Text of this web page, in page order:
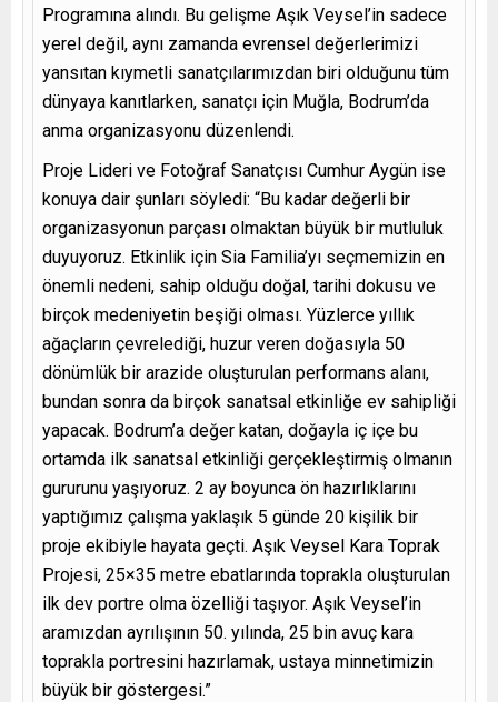
Programına alındı. Bu gelişme Aşık Veysel’in sadece
yerel değil, aynı zamanda evrensel değerlerimizi
yansıtan kıymetli sanatçılarımızdan biri olduğunu tüm
dünyaya kanıtlarken, sanatçı için Muğla, Bodrum’da
anma organizasyonu düzenlendi.
Proje Lideri ve Fotoğraf Sanatçısı Cumhur Aygün ise
konuya dair şunları söyledi: “Bu kadar değerli bir
organizasyonun parçası olmaktan büyük bir mutluluk
duyuyoruz. Etkinlik için Sia Familia’yı seçmemizin en
önemli nedeni, sahip olduğu doğal, tarihi dokusu ve
birçok medeniyetin beşiği olması. Yüzlerce yıllık
ağaçların çevrelediği, huzur veren doğasıyla 50
dönümlük bir arazide oluşturulan performans alanı,
bundan sonra da birçok sanatsal etkinliğe ev sahipliği
yapacak. Bodrum’a değer katan, doğayla iç içe bu
ortamda ilk sanatsal etkinliği gerçekleştirmiş olmanın
gururunu yaşıyoruz. 2 ay boyunca ön hazırlıklarını
yaptığımız çalışma yaklaşık 5 günde 20 kişilik bir
proje ekibiyle hayata geçti. Aşık Veysel Kara Toprak
Projesi, 25×35 metre ebatlarında toprakla oluşturulan
ilk dev portre olma özelliği taşıyor. Aşık Veysel’in
aramızdan ayrılışının 50. yılında, 25 bin avuç kara
toprakla portresini hazırlamak, ustaya minnetimizin
büyük bir göstergesi.”